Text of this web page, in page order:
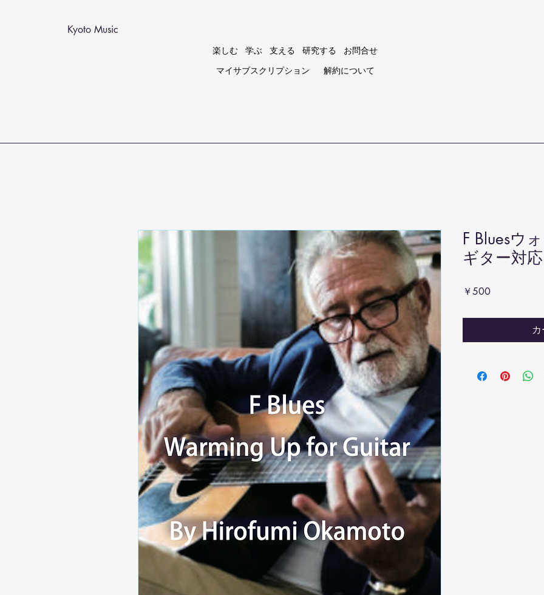
Kyoto Music
楽しむ 学ぶ 支える 研究する
お問合せ
マイサブスクリプション
解約について
F Bluesウ
ギター対応
￥500価